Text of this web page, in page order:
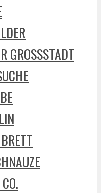
GROSSSTADT